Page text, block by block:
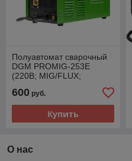
Полуавтомат сварочный
DGM PROMIG-253E
(220В; MIG/FLUX;
полярности)
600 руб.
Купить
О нас